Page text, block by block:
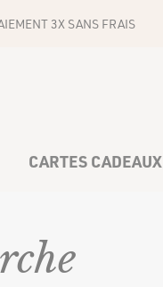
3X SANS FRAIS
CARTES CADEAUX